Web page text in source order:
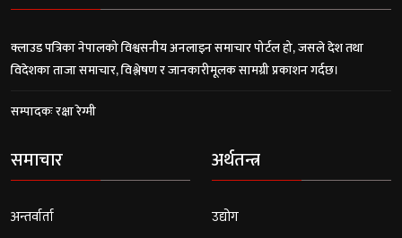
क्लाउड पत्रिका नेपालको विश्वसनीय अनलाइन समाचार पोर्टल हो, जसले देश तथा
विदेशका ताजा समाचार, विश्लेषण र जानकारीमूलक सामग्री प्रकाशन गर्दछ।
सम्पादकः रक्षा रेग्मी
समाचार
अन्तर्वार्ता
अर्थतन्त्र
उद्योग